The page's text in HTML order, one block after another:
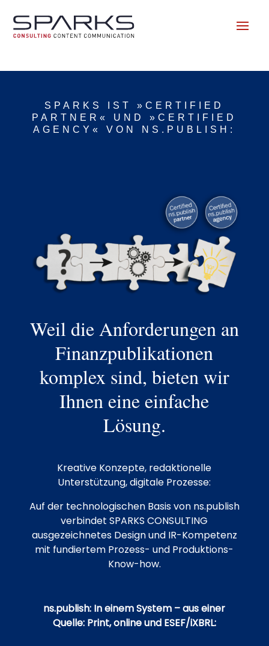
SPARKS IST »CERTIFIED
PARTNER« UND »CERTIFIED
AGENCY« VON NS.PUBLISH:
Weil die Anforderungen an
Finanzpublikationen
komplex sind, bieten wir
Ihnen eine einfache
Lösung.
Kreative Konzepte, redaktionelle
Unterstützung, digitale Prozesse:
Auf der technologischen Basis von ns.publish
verbindet SPARKS CONSULTING
ausgezeichnetes Design und IR-Kompetenz
mit fundiertem Prozess- und Produktions-
Know-how.
ns.publish: In einem System – aus einer
Quelle: Print, online und ESEF/iXBRL: